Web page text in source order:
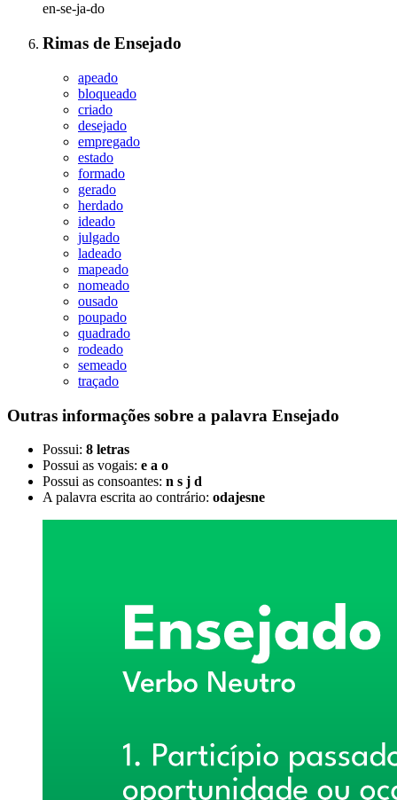
en-se-ja-do
Rimas de Ensejado
apeado
bloqueado
criado
desejado
empregado
estado
formado
gerado
herdado
ideado
julgado
ladeado
mapeado
nomeado
ousado
poupado
quadrado
rodeado
semeado
traçado
Outras informações sobre a palavra Ensejado
Possui: 8 letras
Possui as vogais: e a o
Possui as consoantes: n s j d
A palavra escrita ao contrário: odajesne